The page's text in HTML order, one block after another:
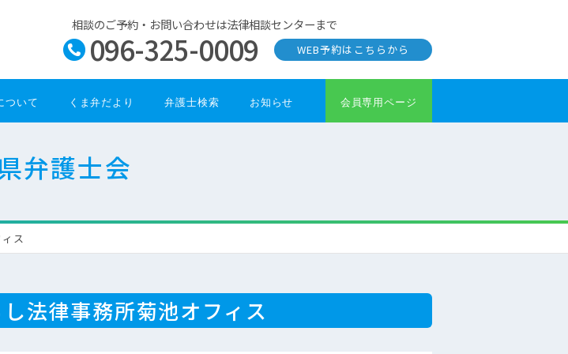
相談のご予約・お問い合わせは法律相談センターまで
WEB予約はこちらから
096-325-0009
ついて くま弁だより 弁護士検索 お知らせ 会員専用ページ
弁護士会
ス
法律事務所菊池オフィス